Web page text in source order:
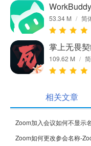
53.34 M / 简
掌上无畏
109.62 M /
相关文章
Zoom加入会议如何不显示
Zoom如何更改参会名称-